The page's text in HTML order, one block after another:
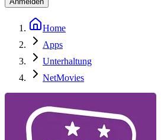
Home
Apps
Unterhaltung
NetMovies